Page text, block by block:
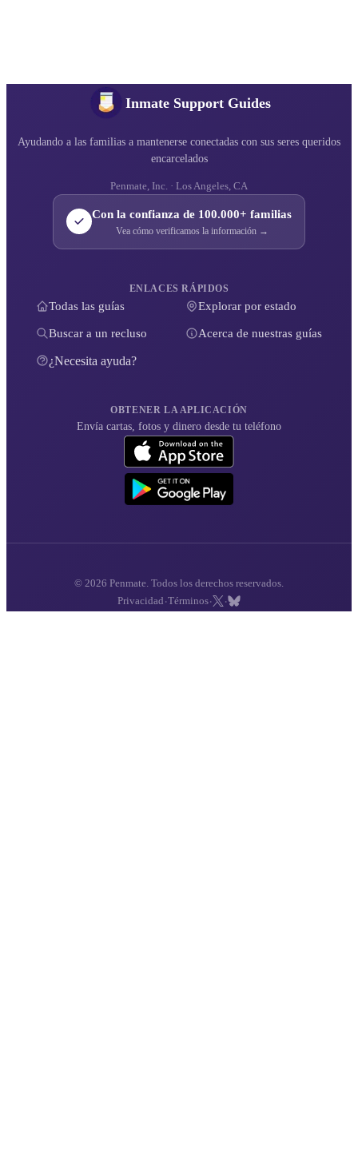
Inmate Support Guides
Ayudando a las familias a mantenerse conectadas con sus seres queridos
encarcelados
Penmate, Inc. · Los Angeles, CA
Con la confianza de 100.000+ familias
Vea cómo verificamos la información →
ENLACES RÁPIDOS
Todas las guías Explorar por estado
Buscar a un recluso Acerca de nuestras guías
¿Necesita ayuda?
OBTENER LA APLICACIÓN
Envía cartas, fotos y dinero desde tu teléfono
© 2026 Penmate. Todos los derechos reservados.
Privacidad ·Términos· ·